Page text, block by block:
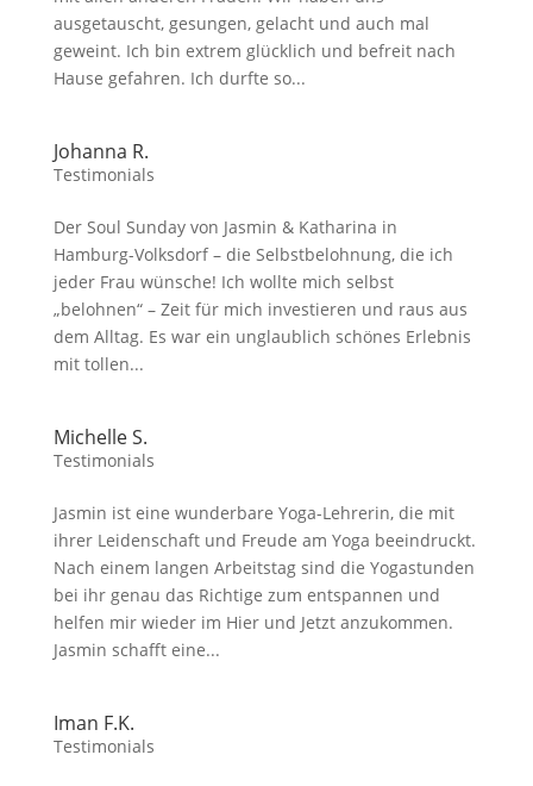
ausgetauscht, gesungen, gelacht und auch mal
geweint. Ich bin extrem glücklich und befreit nach
Hause gefahren. Ich durfte so...
Johanna R.
Testimonials
Der Soul Sunday von Jasmin & Katharina in
Hamburg-Volksdorf – die Selbstbelohnung, die ich
jeder Frau wünsche! Ich wollte mich selbst
„belohnen“ – Zeit für mich investieren und raus aus
dem Alltag. Es war ein unglaublich schönes Erlebnis
mit tollen...
Michelle S.
Testimonials
Jasmin ist eine wunderbare Yoga-Lehrerin, die mit
ihrer Leidenschaft und Freude am Yoga beeindruckt.
Nach einem langen Arbeitstag sind die Yogastunden
bei ihr genau das Richtige zum entspannen und
helfen mir wieder im Hier und Jetzt anzukommen.
Jasmin schafft eine...
Iman F.K.
Testimonials